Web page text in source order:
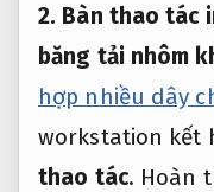
2. Bàn thao tác
băng tải nhôm
hợp nhiều dây
workstation kết
thao tác. Hoàn